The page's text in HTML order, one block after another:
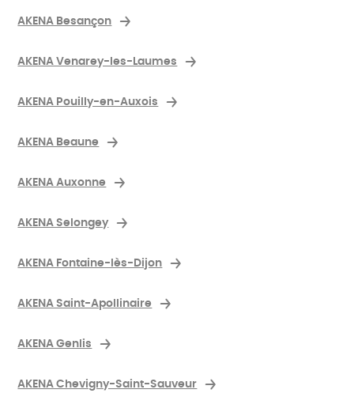
AKENA Besançon
AKENA Venarey-les-Laumes
AKENA Pouilly-en-Auxois
AKENA Beaune
AKENA Auxonne
AKENA Selongey
AKENA Fontaine-lès-Dijon
AKENA Saint-Apollinaire
AKENA Genlis
AKENA Chevigny-Saint-Sauveur